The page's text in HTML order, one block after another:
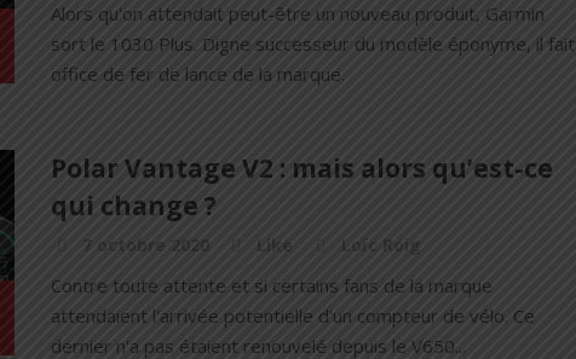
Alors qu'on attendait peut-être un nouveau produit, Garmin
sort le 1030 Plus. Digne successeur du modèle éponyme, il fait
office de fer de lance de la marque.
Polar Vantage V2 : mais alors qu’est-ce
qui change ?
7 octobre 2020 Like Loïc Roig
Contre toute attente et si certains fans de la marque
attendaient l'arrivée potentielle d'un compteur de vélo. Ce
dernier n'a pas étaient renouvelé depuis le V650...